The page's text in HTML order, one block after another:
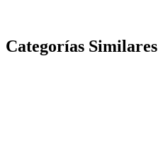
Categorías Similares